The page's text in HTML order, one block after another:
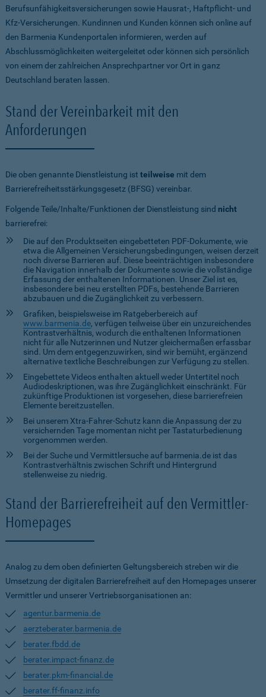
Berufsunfähigkeitsversicherungen sowie Hausrat-, Haftpflicht- und
Kfz-Versicherungen. Kundinnen und Kunden können sich online auf
den Barmenia Kundenportalen informieren, werden auf
Abschlussmöglichkeiten weitergeleitet oder können sich persönlich
von einem der zahlreichen Ansprechpartner vor Ort in ganz
Deutschland beraten lassen.
Stand der Vereinbarkeit mit den
Anforderungen
Die oben genannte Dienstleistung ist teilweise mit dem
Barrierefreiheitsstärkungsgesetz (BFSG) vereinbar.
Folgende Teile/Inhalte/Funktionen der Dienstleistung sind nicht
barrierefrei:
Die auf den Produktseiten eingebetteten PDF-Dokumente, wie
etwa die Allgemeinen Versicherungsbedingungen, weisen derzeit
noch diverse Barrieren auf. Diese beeinträchtigen insbesondere
die Navigation innerhalb der Dokumente sowie die vollständige
Erfassung der enthaltenen Informationen. Unser Ziel ist es,
insbesondere bei neu erstellten PDFs, bestehende Barrieren
abzubauen und die Zugänglichkeit zu verbessern.
Grafiken, beispielsweise im Ratgeberbereich auf
www.barmenia.de, verfügen teilweise über ein unzureichendes
Kontrastverhältnis, wodurch die enthaltenen Informationen
nicht für alle Nutzerinnen und Nutzer gleichermaßen erfassbar
sind. Um dem entgegenzuwirken, sind wir bemüht, ergänzend
alternative textliche Beschreibungen zur Verfügung zu stellen.
Eingebettete Videos enthalten aktuell weder Untertitel noch
Audiodeskriptionen, was ihre Zugänglichkeit einschränkt. Für
zukünftige Produktionen ist vorgesehen, diese barrierefreien
Elemente bereitzustellen.
Bei unserem Xtra-Fahrer-Schutz kann die Anpassung der zu
versichernden Tage momentan nicht per Tastaturbedienung
vorgenommen werden.
Bei der Suche und Vermittlersuche auf barmenia.de ist das
Kontrastverhältnis zwischen Schrift und Hintergrund
stellenweise zu niedrig.
Stand der Barrierefreiheit auf den Vermittler-
Homepages
Analog zu dem oben definierten Geltungsbereich streben wir die
Umsetzung der digitalen Barrierefreiheit auf den Homepages unserer
Vermittler und unserer Vertriebsorganisationen an:
agentur.barmenia.de
aerzteberater.barmenia.de
berater.fbdd.de
berater.impact-finanz.de
berater.pkm-financial.de
berater.ff-finanz.info